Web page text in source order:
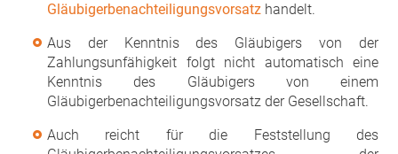
Gläubigerbenachteiligungsvorsatz handelt.
Aus der Kenntnis des Gläubigers von der
Zahlungsunfähigkeit folgt nicht automatisch eine
Kenntnis des Gläubigers von einem
Gläubigerbenachteiligungsvorsatz der Gesellschaft.
Auch reicht für die Feststellung des